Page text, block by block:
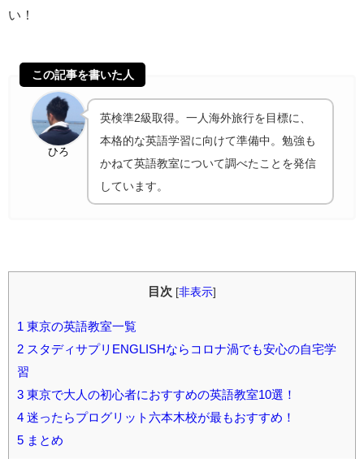
い！
この記事を書いた人
ひろ
英検準2級取得。一人海外旅行を目標に、
本格的な英語学習に向けて準備中。勉強も
かねて英語教室について調べたことを発信
しています。
目次 [非表示]
1 東京の英語教室一覧
2 スタディサプリENGLISHならコロナ渦でも安心の自宅学
習
3 東京で大人の初心者におすすめの英語教室10選！
4 迷ったらプログリット六本木校が最もおすすめ！
5 まとめ